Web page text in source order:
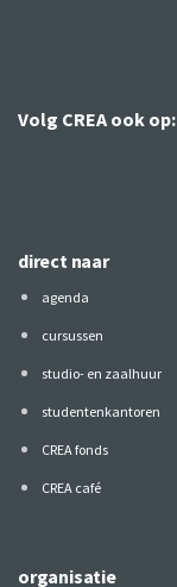
Volg CREA ook op:
direct naar
agenda
cursussen
studio- en zaalhuur
studentenkantoren
CREA fonds
CREA café
organisatie